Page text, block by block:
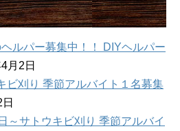
ルパー募集中！！ DIYヘルパー
月2日
刈り 季節アルバイト１名募集
～サトウキビ刈り 季節アルバイ